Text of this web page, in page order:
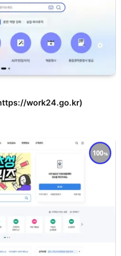
work24.go.kr)
100